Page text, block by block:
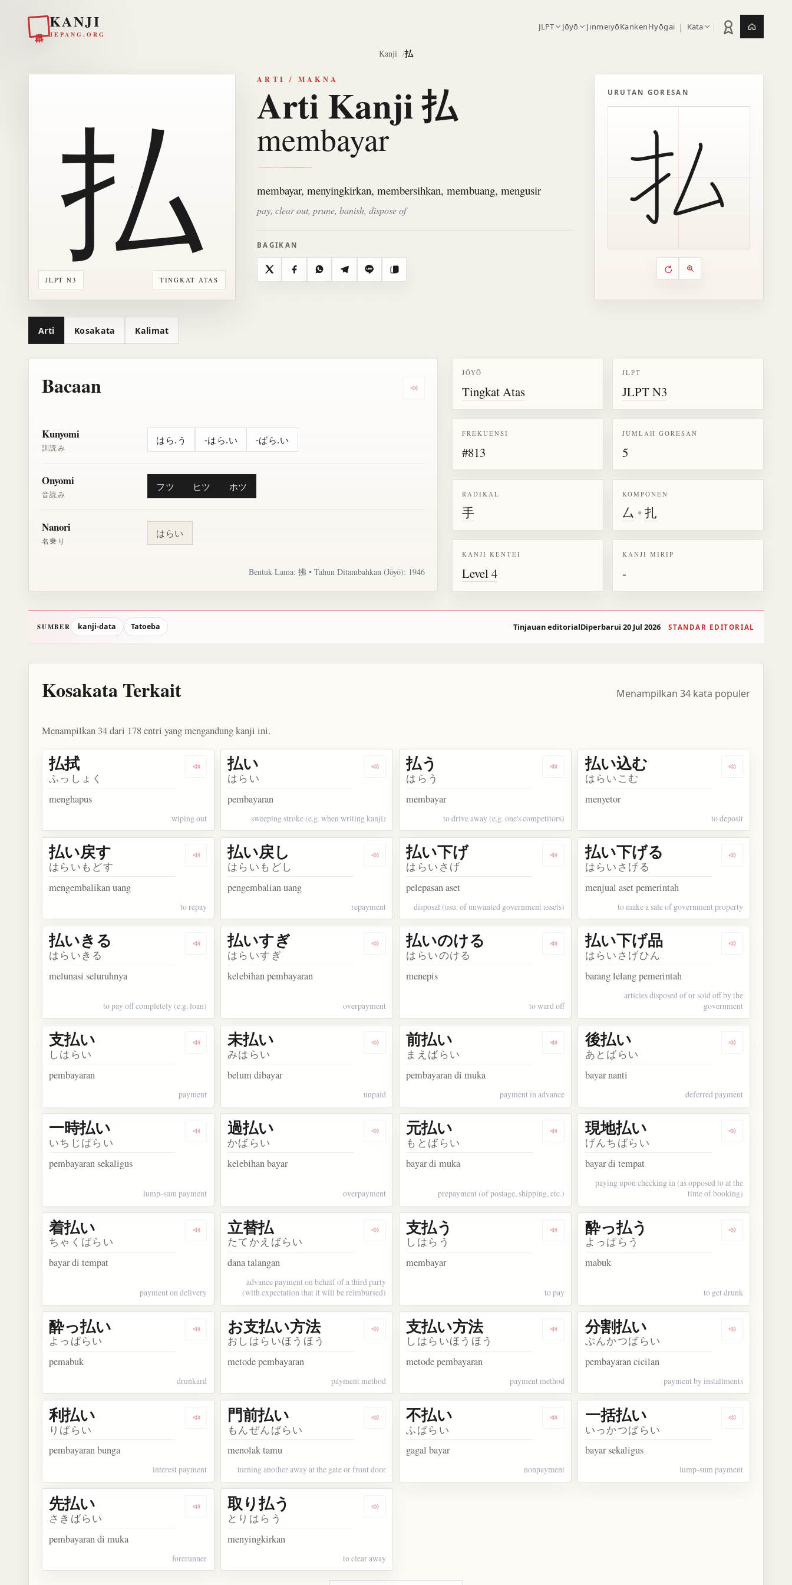
KANJI
JEPANG.ORG
JLPT Jōyō JinmeiyōKankenHyōgai | Kata Statistik latihan
Kanji 払
JLPT N3 TINGKAT ATAS
払
ARTI / MAKNA
Arti Kanji 払
membayar
membayar, menyingkirkan, membersihkan, membuang, mengusir
pay, clear out, prune, banish, dispose of
BAGIKAN
X FacebookWhatsAppTelegramLine Salin
URUTAN GORESAN
Kontrol animasi urutan
Putar ulang animasi
Perbesar animasi
Arti Kosakata Kalimat
Bacaan Dengarkan semua bacaan untuk kanji 払
Kunyomi
訓読み
はら.う -はら.い -ばら.い
Onyomi
音読み
フツ ヒツ ホツ
Nanori
名乗り
はらい
Bentuk Lama: 拂 • Tahun Ditambahkan (Jōyō): 1946
JŌYŌ
Tingkat Atas
JLPT
JLPT N3
FREKUENSI
#813
JUMLAH GORESAN
5
RADIKAL
手
KOMPONEN
厶 •扎
KANJI KENTEI
Level 4
KANJI MIRIP
-
SUMBER kanji-data Tatoeba Tinjauan editorialDiperbarui 20 Jul 2026 STANDAR EDITORIAL
Kosakata Terkait Menampilkan 34 kata populer
Menampilkan 34 dari 178 entri yang mengandung kanji ini.
Dengarkan kosakata 払拭
払拭
ふっしょく
menghapus
wiping out
Dengarkan kosakata 払い
払い
はらい
pembayaran
sweeping stroke (e.g. when writing kanji)
Dengarkan kosakata 払う
払う
はらう
membayar
to drive away (e.g. one's competitors)
Dengarkan
払い込む
はらいこむ
menyetor
to deposit
Dengarkan kosakata 払い戻す
払い戻す
はらいもどす
mengembalikan uang
to repay
Dengarkan kosakata 払い戻し
払い戻し
はらいもどし
pengembalian uang
repayment
Dengarkan kosakata 払い下げ
払い下げ
はらいさげ
pelepasan aset
disposal (usu. of unwanted government assets)
Dengarkan
払い下げる
はらいさげる
menjual aset pemerintah
to make a sale of government property
Dengarkan kosakata 払いきる
払いきる
はらいきる
melunasi seluruhnya
to pay off completely (e.g. loan)
Dengarkan kosakata 払いすぎ
払いすぎ
はらいすぎ
kelebihan pembayaran
overpayment
Dengarkan kosakata 払いのける
払いのける
はらいのける
menepis
to ward off
Dengarkan
払い下げ品
はらいさげひん
barang lelang pemerintah
articles disposed of or sold off by the
government
Dengarkan kosakata 支払い
支払い
しはらい
pembayaran
payment
Dengarkan kosakata 未払い
未払い
みはらい
belum dibayar
unpaid
Dengarkan kosakata 前払い
前払い
まえばらい
pembayaran di muka
payment in advance
Dengarkan
後払い
あとばらい
bayar nanti
deferred payment
Dengarkan kosakata 一時払い
一時払い
いちじばらい
pembayaran sekaligus
lump-sum payment
Dengarkan kosakata 過払い
過払い
かばらい
kelebihan bayar
overpayment
Dengarkan kosakata 元払い
元払い
もとばらい
bayar di muka
prepayment (of postage, shipping, etc.)
Dengarkan
現地払い
げんちばらい
bayar di tempat
paying upon checking in (as opposed to at the
time of booking)
Dengarkan kosakata 着払い
着払い
ちゃくばらい
bayar di tempat
payment on delivery
Dengarkan kosakata 立替払
立替払
たてかえばらい
dana talangan
advance payment on behalf of a third party
(with expectation that it will be reimbursed)
Dengarkan kosakata 支払う
支払う
しはらう
membayar
to pay
Dengarkan
酔っ払う
よっぱらう
mabuk
to get drunk
Dengarkan kosakata 酔っ払い
酔っ払い
よっぱらい
pemabuk
drunkard
Dengarkan kosakata お支払い方法
お支払い方法
おしはらいほうほう
metode pembayaran
payment method
Dengarkan kosakata 支払い方法
支払い方法
しはらいほうほう
metode pembayaran
payment method
Dengarkan
分割払い
ぶんかつばらい
pembayaran cicilan
payment by installments
Dengarkan kosakata 利払い
利払い
りばらい
pembayaran bunga
interest payment
Dengarkan kosakata 門前払い
門前払い
もんぜんばらい
menolak tamu
turning another away at the gate or front door
Dengarkan kosakata 不払い
不払い
ふばらい
gagal bayar
nonpayment
Dengarkan
一括払い
いっかつばらい
bayar sekaligus
lump-sum payment
Dengarkan kosakata 先払い
先払い
さきばらい
pembayaran di muka
forerunner
Dengarkan kosakata 取り払う
取り払う
とりはらう
menyingkirkan
to clear away